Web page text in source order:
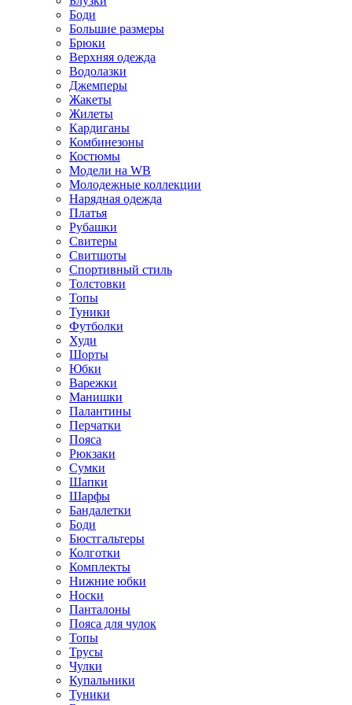
Боди
Большие размеры
Брюки
Верхняя одежда
Водолазки
Джемперы
Жакеты
Жилеты
Кардиганы
Комбинезоны
Костюмы
Модели на WB
Молодежные коллекции
Нарядная одежда
Платья
Рубашки
Свитеры
Свитшоты
Спортивный стиль
Толстовки
Топы
Туники
Футболки
Худи
Шорты
Юбки
Варежки
Манишки
Палантины
Перчатки
Пояса
Рюкзаки
Сумки
Шапки
Шарфы
Бандалетки
Боди
Бюстгальтеры
Колготки
Комплекты
Нижние юбки
Носки
Панталоны
Поясa для чулок
Топы
Трусы
Чулки
Купальники
Туники